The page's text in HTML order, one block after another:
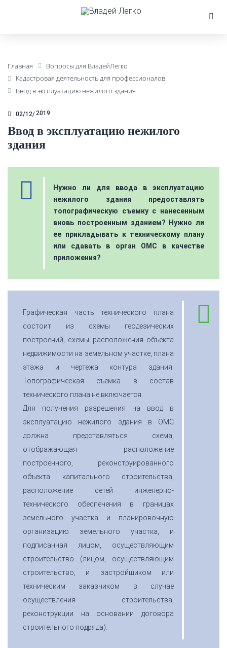
Главная
Вопросы для ВладейЛегко
Кадастровая деятельность для профессионалов
Ввод в эксплуатацию нежилого здания
02/12 2019
Ввод в эксплуатацию нежилого
здания
Нужно ли для ввода в эксплуатацию
нежилого здания предоставлять
топографическую съемку с нанесенным
вновь построенным зданием? Нужно ли
ее прикладывать к техническому плану
или сдавать в орган ОМС в качестве
приложения?
Графическая часть технического плана
состоит из схемы геодезических
построений, схемы расположения объекта
недвижимости на земельном участке, плана
этажа и чертежа контура здания.
Топографическая съемка в состав
технического плана не включается.
Для получения разрешения на ввод в
эксплуатацию нежилого здания в ОМС
должна представляться схема,
отображающая расположение
построенного, реконструированного
объекта капитального строительства,
расположение сетей инженерно-
технического обеспечения в границах
земельного участка и планировочную
организацию земельного участка, и
подписанная лицом, осуществляющим
строительство (лицом, осуществляющим
строительство, и застройщиком или
техническим заказчиком в случае
осуществления строительства,
реконструкции на основании договора
строительного подряда).